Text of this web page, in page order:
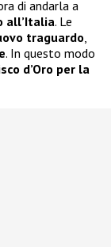
di andarla a
all’Italia. Le
traguardo,
. In questo modo
d’Oro per la